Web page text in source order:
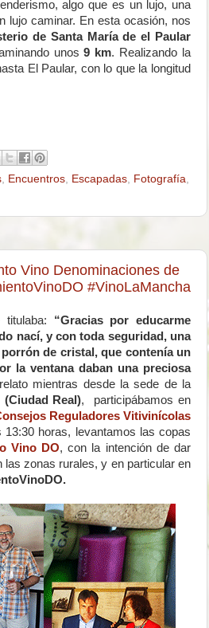
algo que es un lujo, una
lujo caminar. En esta ocasión, nos
de Santa María de el Paular
unos9 km. Realizando la
El Paular, con lo que la longitud
Encuentros Escapadas Fotografía
Vino Denominaciones de
#VinoLaMancha
“Gracias por educarme
nací, y con toda seguridad, una
de cristal, que contenía un
la ventana daban una preciosa
mientras desde la sede de la
Real), participábamos en
Reguladores Vitivinícolas
horas, levantamos las copas
Vino DO, con la intención de dar
las zonas rurales, y en particular en